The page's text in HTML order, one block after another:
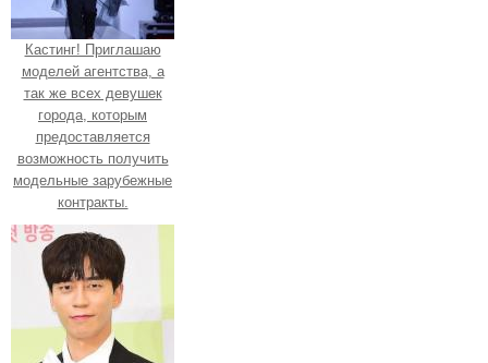
Кастинг! Приглашаю
моделей агентства, а
так же всех девушек
города, которым
предоставляется
возможность получить
модельные зарубежные
контракты.